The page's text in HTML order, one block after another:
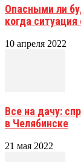
Опасными ли
когда ситуация
10 апреля 2022
Все на дачу:
в Челябинске
21 мая 2022